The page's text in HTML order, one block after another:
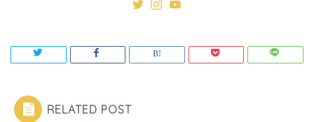
RELATED POST